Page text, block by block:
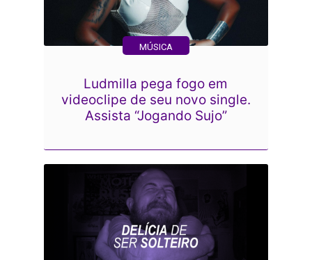
MÚSICA
Ludmilla pega fogo em
videoclipe de seu novo single.
Assista “Jogando Sujo”